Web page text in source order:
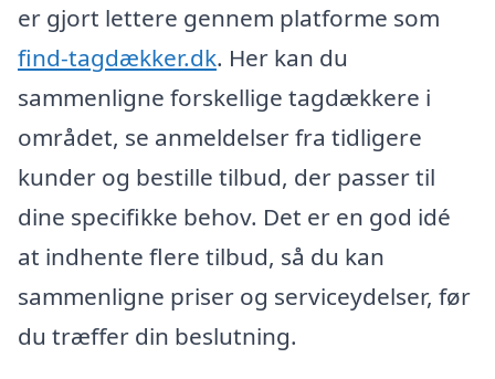
er gjort lettere gennem platforme som
find-tagdækker.dk. Her kan du
sammenligne forskellige tagdækkere i
området, se anmeldelser fra tidligere
kunder og bestille tilbud, der passer til
dine specifikke behov. Det er en god idé
at indhente flere tilbud, så du kan
sammenligne priser og serviceydelser, før
du træffer din beslutning.